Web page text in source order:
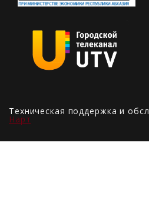
Техническая поддержка и
Нарт